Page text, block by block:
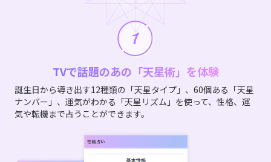
TVで話題のあの「天星術」を体験
誕生日から導き出す12種類の「天星タイプ」、60個ある「天星
ナンバー」、運気がわかる「天星リズム」を使って、性格、運
気や転機まで占うことができます。